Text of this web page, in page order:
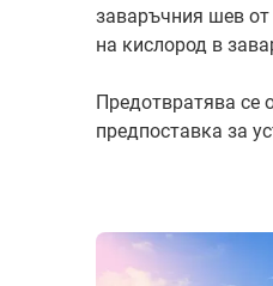
заваръчния шев
на кислород в
Предотвратява се
предпоставка за